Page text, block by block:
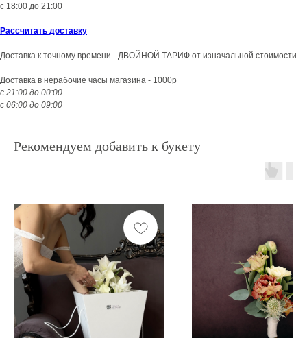
с 18:00 до 21:00
Рассчитать доставку
Доставка к точному времени - ДВОЙНОЙ ТАРИФ от изначальной стоимости
Доставка в нерабочие часы магазина - 1000р
с 21:00 до 00:00
с 06:00 до 09:00
Рекомендуем добавить к букету